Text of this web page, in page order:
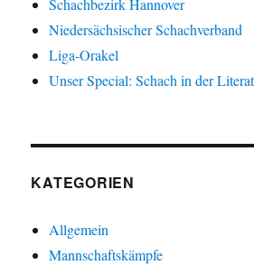
Schachbezirk Hannover
Niedersächsischer Schachverband
Liga-Orakel
Unser Special: Schach in der
KATEGORIEN
Allgemein
Mannschaftskämpfe